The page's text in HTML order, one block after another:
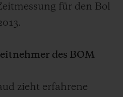
für den Bol
des BOM
zieht erfahrene